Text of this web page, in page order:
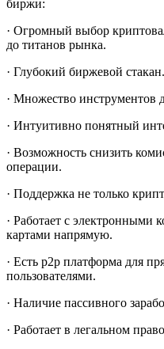
биржи:
· Огромный выбор
до титанов рынка.
· Глубокий биржевой стакан.
· Множество инструментов
· Интуитивно понятный
· Возможность снизить
операции.
· Поддержка не только
· Работает с электронными
картами напрямую.
· Есть p2p платформа для
пользователями.
· Наличие пассивного
· Работает в легальном